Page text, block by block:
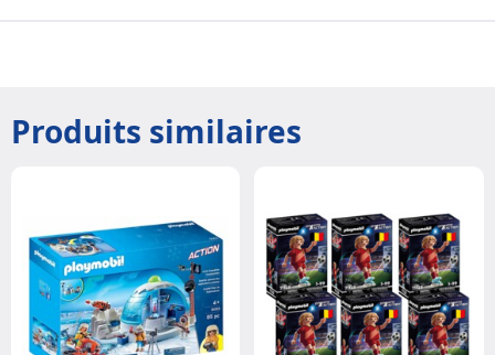
Produits similaires